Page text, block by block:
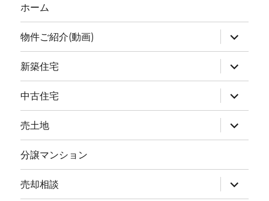
ホーム
物件ご紹介(動画)
新築住宅
中古住宅
売土地
分譲マンション
売却相談